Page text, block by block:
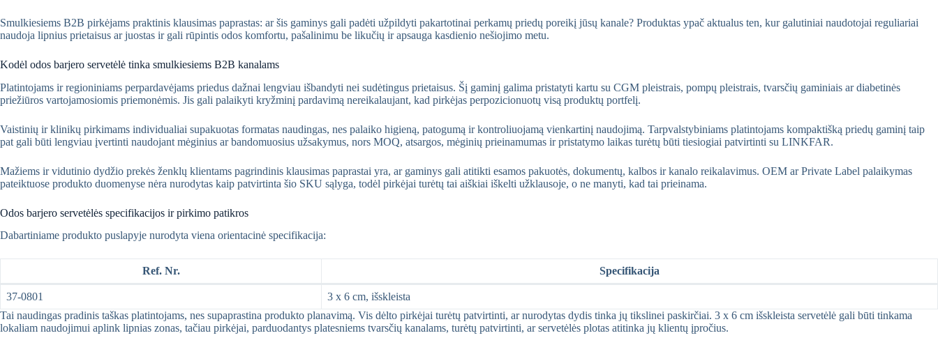
Smulkiesiems B2B pirkėjams praktinis klausimas paprastas: ar šis gaminys gali padėti užpildyti pakartotinai perkamų priedų poreikį jūsų kanale? Produktas ypač aktualus ten, kur galutiniai naudotojai reguliariai
naudoja lipnius prietaisus ar juostas ir gali rūpintis odos komfortu, pašalinimu be likučių ir apsauga kasdienio nešiojimo metu.
Kodėl odos barjero servetėlė tinka smulkiesiems B2B kanalams
Platintojams ir regioniniams perpardavėjams priedus dažnai lengviau išbandyti nei sudėtingus prietaisus. Šį gaminį galima pristatyti kartu su CGM pleistrais, pompų pleistrais, tvarsčių gaminiais ar diabetinės
priežiūros vartojamosiomis priemonėmis. Jis gali palaikyti kryžminį pardavimą nereikalaujant, kad pirkėjas perpozicionuotų visą produktų portfelį.
Vaistinių ir klinikų pirkimams individualiai supakuotas formatas naudingas, nes palaiko higieną, patogumą ir kontroliuojamą vienkartinį naudojimą. Tarpvalstybiniams platintojams kompaktišką priedų gaminį taip
pat gali būti lengviau įvertinti naudojant mėginius ar bandomuosius užsakymus, nors MOQ, atsargos, mėginių prieinamumas ir pristatymo laikas turėtų būti tiesiogiai patvirtinti su LINKFAR.
Mažiems ir vidutinio dydžio prekės ženklų klientams pagrindinis klausimas paprastai yra, ar gaminys gali atitikti esamos pakuotės, dokumentų, kalbos ir kanalo reikalavimus. OEM ar Private Label palaikymas
pateiktuose produkto duomenyse nėra nurodytas kaip patvirtinta šio SKU sąlyga, todėl pirkėjai turėtų tai aiškiai iškelti užklausoje, o ne manyti, kad tai prieinama.
Odos barjero servetėlės specifikacijos ir pirkimo patikros
Dabartiniame produkto puslapyje nurodyta viena orientacinė specifikacija:
Ref. Nr. Specifikacija
37-0801
3 x 6 cm, išskleista
Tai naudingas pradinis taškas platintojams, nes supaprastina produkto planavimą. Vis dėlto pirkėjai turėtų patvirtinti, ar nurodytas dydis tinka jų tikslinei paskirčiai. 3 x 6 cm išskleista servetėlė gali būti tinkama
lokaliam naudojimui aplink lipnias zonas, tačiau pirkėjai, parduodantys platesniems tvarsčių kanalams, turėtų patvirtinti, ar servetėlės plotas atitinka jų klientų įpročius.